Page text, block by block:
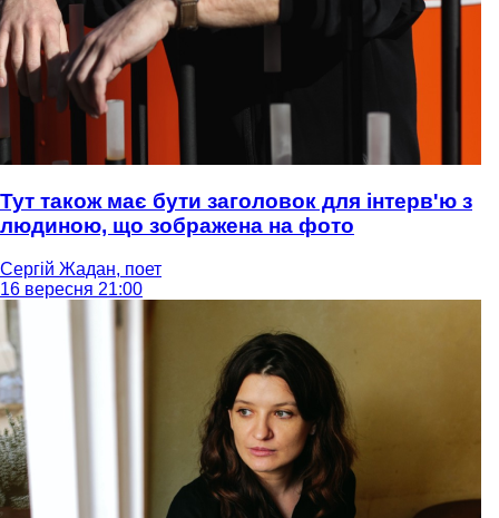
Тут також має бути заголовок для інтерв'ю з
людиною, що зображена на фото
Сергій Жадан, поет
16 вересня 21:00